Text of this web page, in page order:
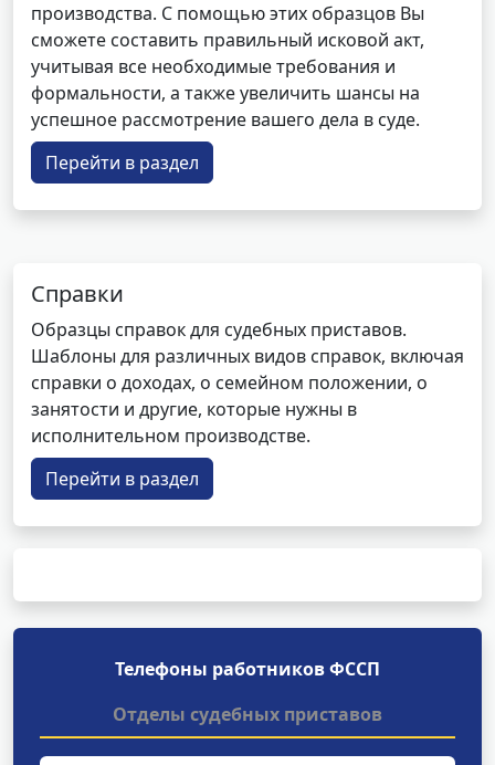
производства. С помощью этих образцов Вы
сможете составить правильный исковой акт,
учитывая все необходимые требования и
формальности, а также увеличить шансы на
успешное рассмотрение вашего дела в суде.
Перейти в раздел
Справки
Образцы справок для судебных приставов.
Шаблоны для различных видов справок, включая
справки о доходах, о семейном положении, о
занятости и другие, которые нужны в
исполнительном производстве.
Перейти в раздел
Телефоны работников ФССП
Отделы судебных приставов